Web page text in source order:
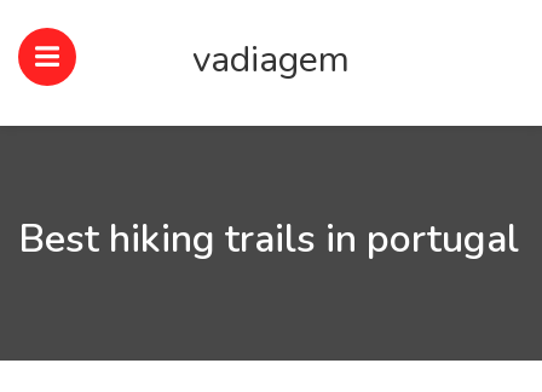
vadiagem
Best hiking trails in portugal